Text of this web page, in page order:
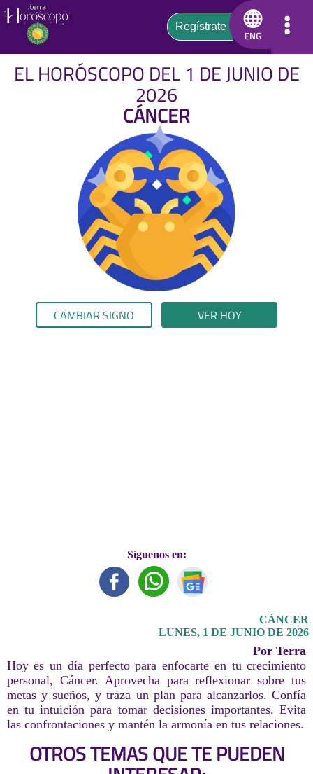
EL HORÓSCOPO DEL 1 DE JUNIO DE
2026
CÁNCER
CAMBIAR SIGNO VER HOY
Síguenos en:
CÁNCER
LUNES, 1 DE JUNIO DE 2026
Por Terra
Hoy es un día perfecto para enfocarte en tu crecimiento
personal, Cáncer. Aprovecha para reflexionar sobre tus
metas y sueños, y traza un plan para alcanzarlos. Confía
en tu intuición para tomar decisiones importantes. Evita
las confrontaciones y mantén la armonía en tus relaciones.
OTROS TEMAS QUE TE PUEDEN